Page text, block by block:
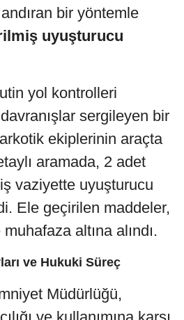
bir yöntemle
uyuşturucu
yol kontrolleri
sergileyen bir
ekiplerinin araçta
aramada, 2 adet
vaziyette uyuşturucu
Ele geçirilen maddeler,
altına alındı.
ve Hukuki Süreç
Müdürlüğü,